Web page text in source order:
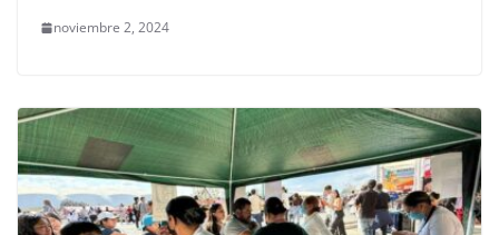
noviembre 2, 2024